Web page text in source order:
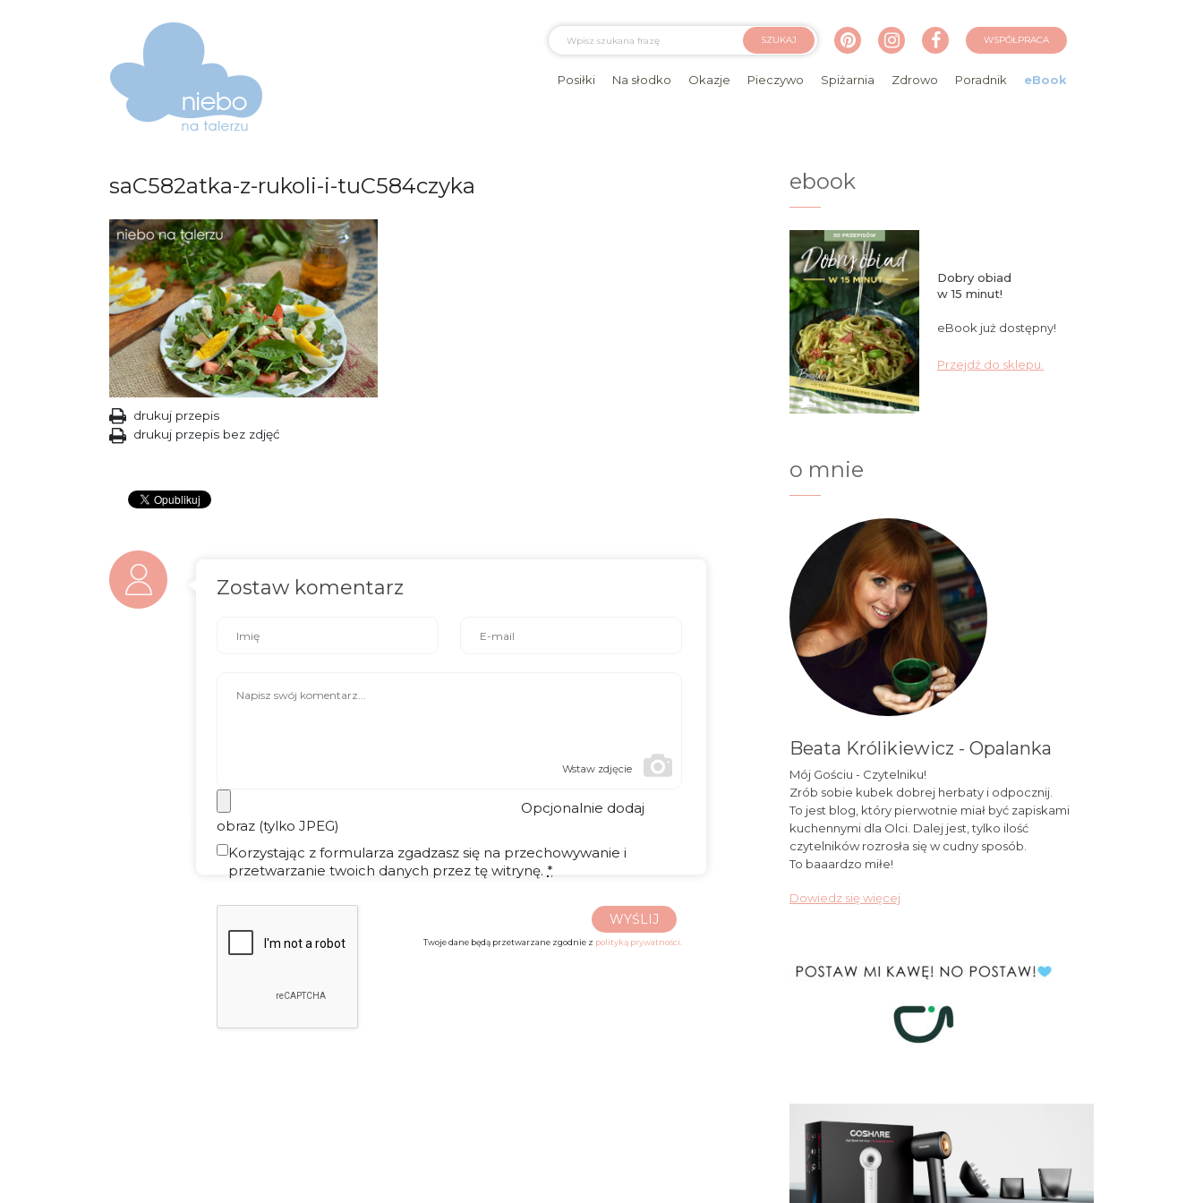
SZUKAJ WSPÓŁPRACA
Posiłki Na słodko Okazje Pieczywo Spiżarnia Zdrowo Poradnik eBook
saC582atka-z-rukoli-i-tuC584czyka
drukuj przepis
drukuj przepis bez zdjęć
Zostaw komentarz
Wstaw zdjęcie
Opcjonalnie dodaj
obraz (tylko JPEG)
Korzystając z formularza zgadzasz się na przechowywanie i
przetwarzanie twoich danych przez tę witrynę. *
WYŚLIJ
Twoje dane będą przetwarzane zgodnie z polityką prywatności.
ebook
Dobry obiad
w 15 minut!
eBook już dostępny!
Przejdź do sklepu.
o mnie
Beata Królikiewicz - Opalanka
Mój Gościu - Czytelniku!
Zrób sobie kubek dobrej herbaty i odpocznij.
To jest blog, który pierwotnie miał być zapiskami
kuchennymi dla Olci. Dalej jest, tylko ilość
czytelników rozrosła się w cudny sposób.
To baaardzo miłe!
Dowiedz się więcej